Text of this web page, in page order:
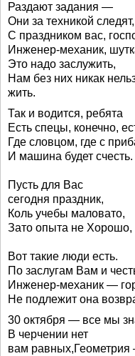
Раздают задания —
Они за техникой следят,
С праздником вас,
Инженер-механик,
Это надо заслужить,
Нам без них никак
жить.
Так и водится, ребята
Есть спецы, конечно,
Где словцом, где с
И машина будет счесть.
Пусть для Вас
сегодня праздник,
Коль учебы маловато,
Зато опыта не Хорошо,
Вот такие люди есть.
По заслугам Вам и
Инженер-механик —
Не подлежит она
30 октября — все мы
В черчении нет
вам равных,Геометрия